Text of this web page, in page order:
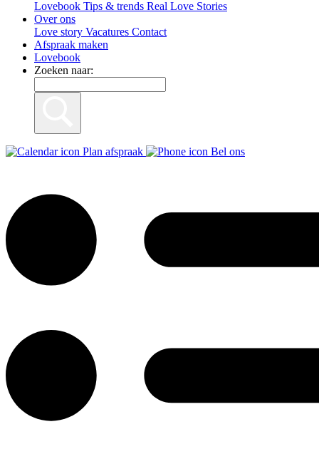
Lovebook Tips & trends Real Love Stories
Over ons
Love story Vacatures Contact
Afspraak maken
Lovebook
Zoeken naar:
Plan afspraak Bel ons